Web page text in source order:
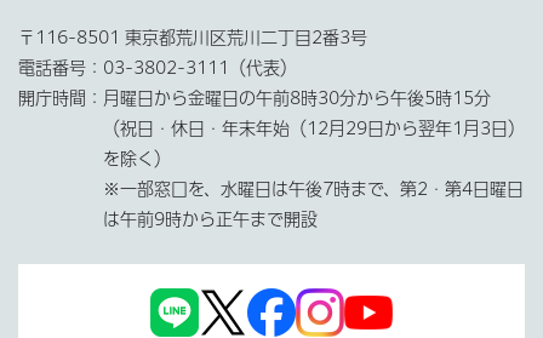
〒116-8501 東京都荒川区荒川二丁目2番3号
電話番号： 03-3802-3111（代表）
開庁時間： 月曜日から金曜日の午前8時30分から午後5時15分
（祝日・休日・年末年始（12月29日から翌年1月3日）
を除く）
※一部窓口を、水曜日は午後7時まで、第2・第4日曜日
は午前9時から正午まで開設